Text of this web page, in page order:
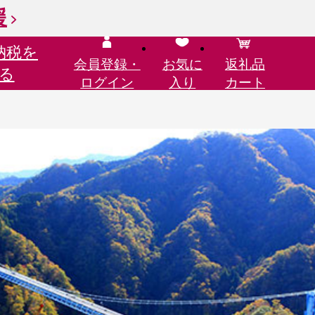
税を
会員登録・
ログイン
お気に
入り
返礼品
カート